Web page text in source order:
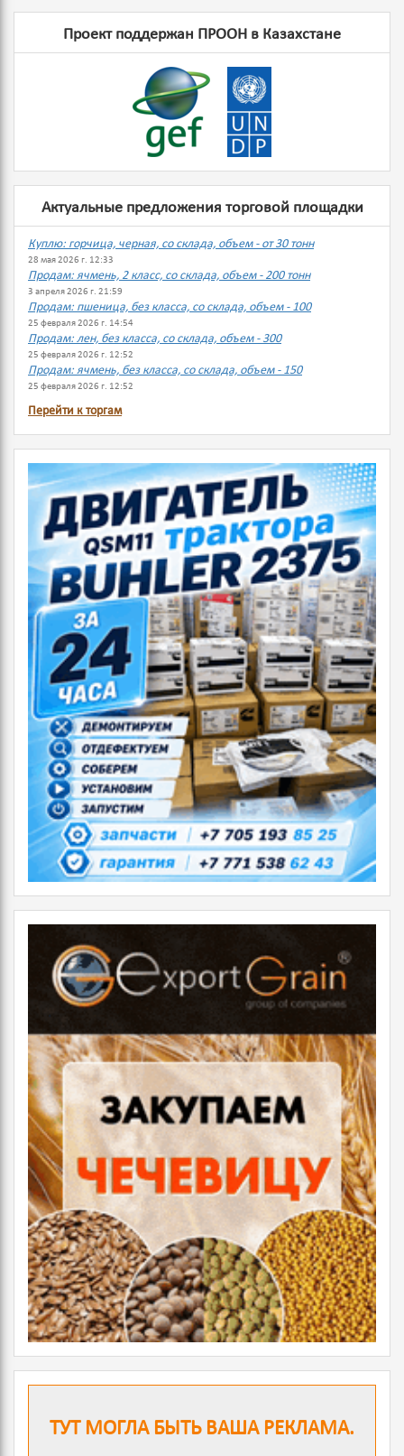
Проект поддержан ПРООН в Казахстане
Актуальные предложения торговой площадки
Куплю: горчица, черная, со склада, объем - от 30 тонн
28 мая 2026 г. 12:33
Продам: ячмень, 2 класс, со склада, объем - 200 тонн
3 апреля 2026 г. 21:59
Продам: пшеница, без класса, со склада, объем - 100
25 февраля 2026 г. 14:54
Продам: лен, без класса, со склада, объем - 300
25 февраля 2026 г. 12:52
Продам: ячмень, без класса, со склада, объем - 150
25 февраля 2026 г. 12:52
Перейти к торгам
ТУТ МОГЛА БЫТЬ ВАША РЕКЛАМА.